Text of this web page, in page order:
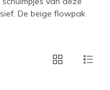
De beige flowpak